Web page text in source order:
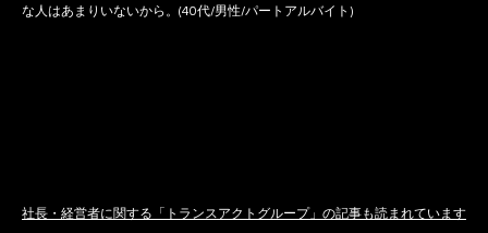
な人はあまりいないから。(40代/男性/パートアルバイト)
社長・経営者に関する「トランスアクトグループ」の記事も読まれています